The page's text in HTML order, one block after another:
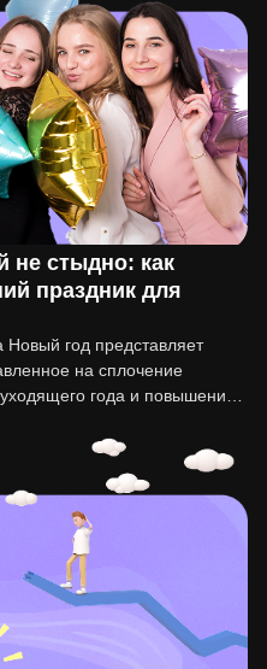
не стыдно: как
праздник для
год представляет
на сплочение
года и повышение
такого праздника…